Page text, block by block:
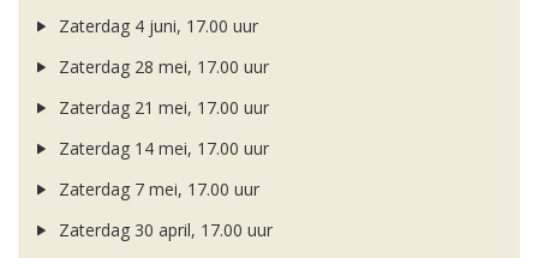
Zaterdag 4 juni, 17.00 uur
Zaterdag 28 mei, 17.00 uur
Zaterdag 21 mei, 17.00 uur
Zaterdag 14 mei, 17.00 uur
Zaterdag 7 mei, 17.00 uur
Zaterdag 30 april, 17.00 uur